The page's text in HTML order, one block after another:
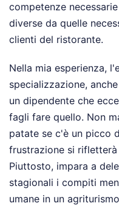
competenze
diverse da quelle
clienti del ristorante.
Nella mia esperienza,
specializzazione,
un dipendente che
fagli fare quello. Non
patate se c'è un picco
frustrazione si
Piuttosto, impara a
stagionali i compiti
umane in un